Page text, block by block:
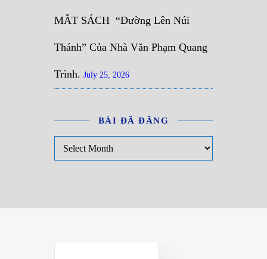
MẮT SÁCH “Đường Lên Núi
Thánh” Của Nhà Văn Phạm Quang
Trình. July 25, 2026
BÀI ĐÃ ĐĂNG